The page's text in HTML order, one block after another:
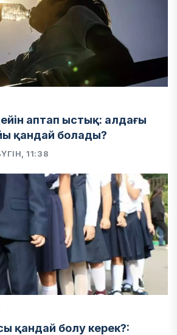
аптап ыстық: алдағы
қандай болады?
11:38
қандай болу керек?: